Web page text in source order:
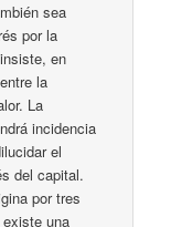
sea
por la
en
la
La
incidencia
el
del capital.
por tres
una